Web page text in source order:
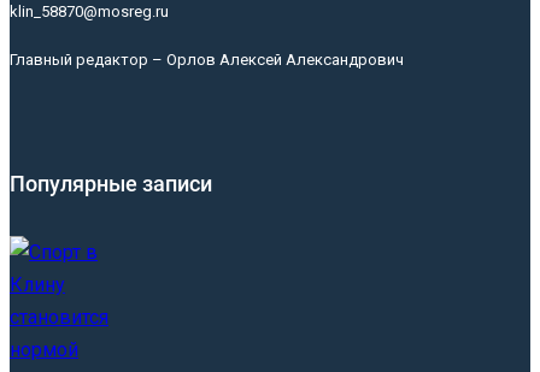
klin_58870@mosreg.ru
Главный редактор – Орлов Алексей Александрович
Популярные записи